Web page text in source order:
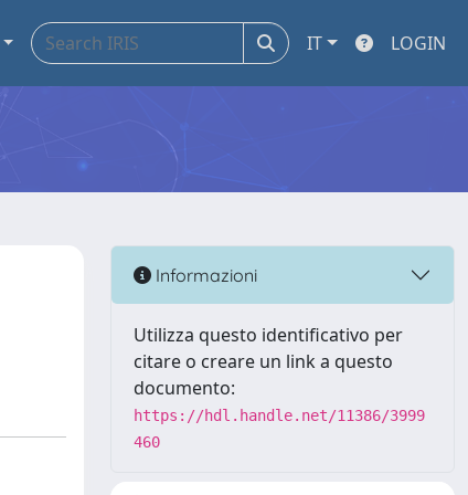
IT LOGIN
Informazioni
Utilizza questo identificativo per
citare o creare un link a questo
documento:
https://hdl.handle.net/11386/3999
460